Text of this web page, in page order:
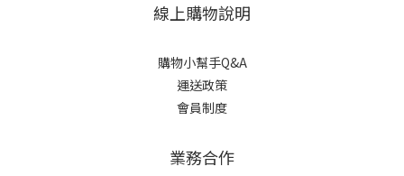
線上購物說明
購物小幫手Q&A
運送政策
會員制度
業務合作